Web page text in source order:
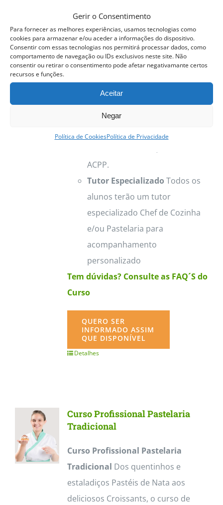
Gerir o Consentimento
Para fornecer as melhores experiências, usamos tecnologias como
cookies para armazenar e/ou aceder a informações do dispositivo.
Consentir com essas tecnologias nos permitirá processar dados, como
comportamento de navegação ou IDs exclusivos neste site. Não
consentir ou retirar o consentimento pode afetar negativamante certos
recursos e funções.
Aceitar
Negar
Política de CookiesPolítica de Privacidade
atuaçãoPastelaria e Padaria
Aulas PastelariaAs aulas
Pastelaria são coordenadas por
Sara Sores, Chef Pastelaria
Residente ACPP.
Cozinha são coordenadas por
Maria Urmal, Chef
ACPP.
Tutor Especializado Todos os
alunos terão um tutor
especializado Chef de Cozinha
e/ou Pastelaria para
acompanhamento
personalizado
Tem dúvidas? Consulte as FAQ´S do
Curso
QUERO SER
INFORMADO ASSIM
QUE DISPONÍVEL
Detalhes
Curso Profissional Pastelaria
Tradicional
Curso Profissional Pastelaria
Tradicional Dos quentinhos e
estaladiços Pastéis de Nata aos
deliciosos Croissants, o curso de